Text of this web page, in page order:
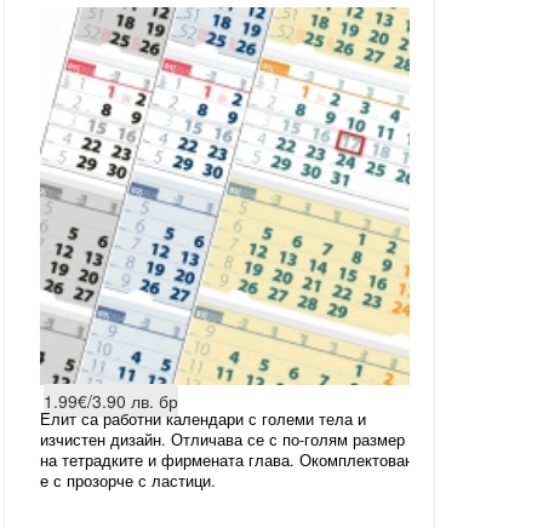
1.99€/3.90 лв. бр
Елит са работни календари с големи тела и
изчистен дизайн. Отличава се с по-голям размер
на тетрадките и фирмената глава. Окомплектован
е с прозорче с ластици.